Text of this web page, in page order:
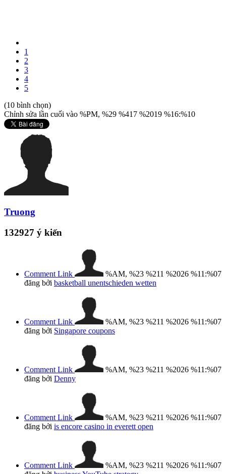
1
2
3
4
5
(10 bình chọn)
Chỉnh sửa lần cuối vào %PM, %29 %417 %2019 %16:%10
Truong
132927 ý kiến
Comment Link
%AM, %23 %211 %2026 %11:%07
đăng bởi basketball unentschieden wetten
Comment Link
%AM, %23 %211 %2026 %11:%07
đăng bởi Singapore coupons
Comment Link
%AM, %23 %211 %2026 %11:%07
đăng bởi Denny
Comment Link
%AM, %23 %211 %2026 %11:%07
đăng bởi is encore casino in everett open
Comment Link
%AM, %23 %211 %2026 %11:%07